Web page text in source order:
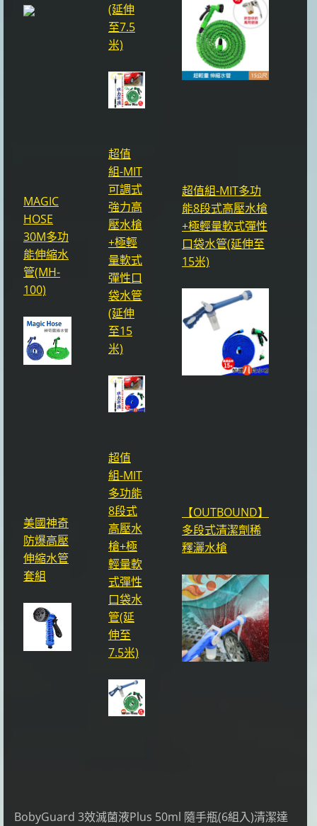
(延伸
至7.5
米)
MAGIC
HOSE
30M多功
能伸縮水
管(MH-
100)
超值
組-MIT
可調式
強力高
壓水槍
+極輕
量軟式
彈性口
袋水管
(延伸
至15
米)
超值組-MIT多功
能8段式高壓水槍
+極輕量軟式彈性
口袋水管(延伸至
15米)
美國神奇
防爆高壓
伸縮水管
套組
超值
組-MIT
多功能
8段式
高壓水
槍+極
輕量軟
式彈性
口袋水
管(延
伸至
7.5米)
【OUTBOUND】
多段式清潔劑稀
釋灑水槍
BobyGuard 3效滅菌液Plus 50ml 隨手瓶(6組入)清潔達